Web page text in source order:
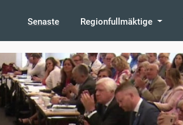
Senaste Regionfullmäktige